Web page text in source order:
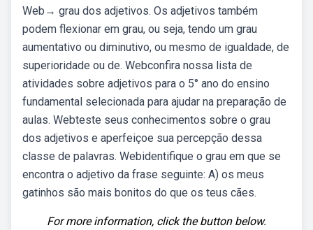
Web→ grau dos adjetivos. Os adjetivos também
podem flexionar em grau, ou seja, tendo um grau
aumentativo ou diminutivo, ou mesmo de igualdade, de
superioridade ou de. Webconfira nossa lista de
atividades sobre adjetivos para o 5° ano do ensino
fundamental selecionada para ajudar na preparação de
aulas. Webteste seus conhecimentos sobre o grau
dos adjetivos e aperfeiçoe sua percepção dessa
classe de palavras. Webidentifique o grau em que se
encontra o adjetivo da frase seguinte: A) os meus
gatinhos são mais bonitos do que os teus cães.
For more information, click the button below.